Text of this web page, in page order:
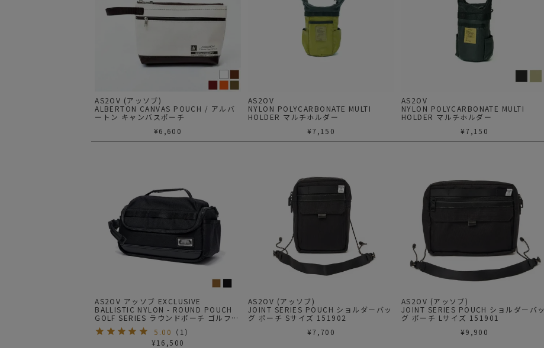
AS2OV (アッソブ)
ALBERTON CANVAS POUCH / アルバ
ートン キャンバスポーチ
¥6,600
AS2OV
NYLON POLYCARBONATE MULTI
HOLDER マルチホルダー
¥7,150
AS2OV
NYLON POLYCARBONATE MULTI
HOLDER マルチホルダー
¥7,150
AS2OV アッソブ EXCLUSIVE
BALLISTIC NYLON - ROUND POUCH
GOLF SERIES ラウンドポーチ ゴルフシ
リーズ
5.00 （ 1 ）
¥16,500
AS2OV (アッソブ)
JOINT SERIES POUCH ショルダーバッ
グ ポーチ Sサイズ 151902
¥7,700
AS2OV (アッソブ)
JOINT SERIES POUCH ショルダーバッ
グ ポーチ Lサイズ 151901
¥9,900